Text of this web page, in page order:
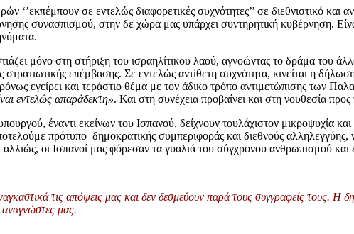
‘’εκπέμπουν σε εντελώς διαφορετικές συχνότητες’’ σε διεθνιστικό και
συνασπισμού, στην δε χώρα μας υπάρχει συντηρητική κυβέρνηση.
μόνο στη στήριξη του ισραηλίτικου λαού, αγνοώντας το δράμα του
στρατιωτικής επέμβασης. Σε εντελώς αντίθετη συχνότητα, κινείται η
εγείρει και τεράστιο θέμα με τον άδικο τρόπο αντιμετώπισης των
εντελώς απαράδεκτη». Και στη συνέχεια προβαίνει και στη νουθεσία
έναντι εκείνων του Ισπανού, δείχνουν τουλάχιστον μικροψυχία
πρότυπο δημοκρατικής συμπεριφοράς και διεθνούς
αλλιώς, οι Ισπανοί μας φόρεσαν τα γυαλιά του σύγχρονου ανθρωπισμού
τις απόψεις μας και δεν δεσμεύουν παρά τους συγγραφείς τους. Η
αναγνώστες μας.